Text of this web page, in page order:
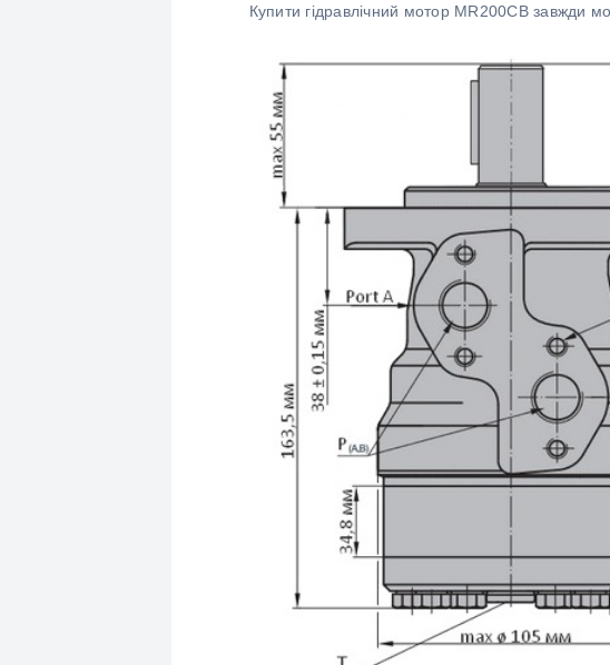
Купити гідравлічний мотор MR200CB завжди